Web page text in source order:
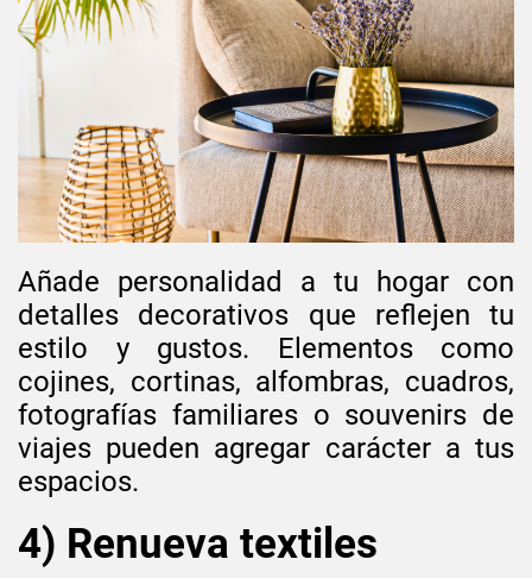
Añade personalidad a tu hogar con
detalles decorativos que reflejen tu
estilo y gustos. Elementos como
cojines, cortinas, alfombras, cuadros,
fotografías familiares o souvenirs de
viajes pueden agregar carácter a tus
espacios.
4) Renueva textiles